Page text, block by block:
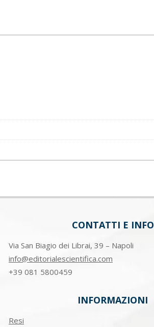
CONTATTI E INFO
Via San Biagio dei Librai, 39 – Napoli
info@editorialescientifica.com
+39 081 5800459
INFORMAZIONI
Resi